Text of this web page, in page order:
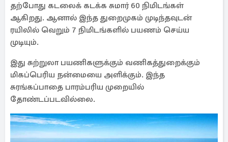
தற்போது கடலைக் கடக்க சுமார் 60 நிமிடங்கள்
ஆகிறது. ஆனால் இந்த துறைமுகம் முடிந்தவுடன்
ரயிலில் வெறும் 7 நிமிடங்களில் பயணம் செய்ய
முடியும்.
இது சுற்றுலா பயணிகளுக்கும் வணிகத்துறைக்கும்
மிகப்பெரிய நன்மையை அளிக்கும். இந்த
சுரங்கப்பாதை பாரம்பரிய முறையில்
தோண்டப்படவில்லை.